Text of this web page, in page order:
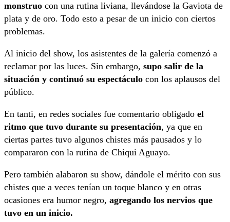
monstruo con una rutina liviana, llevándose la Gaviota de
plata y de oro. Todo esto a pesar de un inicio con ciertos
problemas.
Al inicio del show, los asistentes de la galería comenzó a
reclamar por las luces. Sin embargo, supo salir de la
situación y continuó su espectáculo con los aplausos del
público.
En tanti, en redes sociales fue comentario obligado el
ritmo que tuvo durante su presentación, ya que en
ciertas partes tuvo algunos chistes más pausados y lo
compararon con la rutina de Chiqui Aguayo.
Pero también alabaron su show, dándole el mérito con sus
chistes que a veces tenían un toque blanco y en otras
ocasiones era humor negro, agregando los nervios que
tuvo en un inicio.